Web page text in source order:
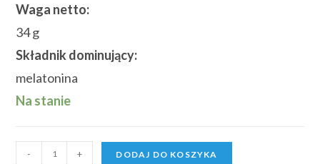
Waga netto:
34 g
Składnik dominujący:
melatonina
Na stanie
- + DODAJ DO KOSZYKA